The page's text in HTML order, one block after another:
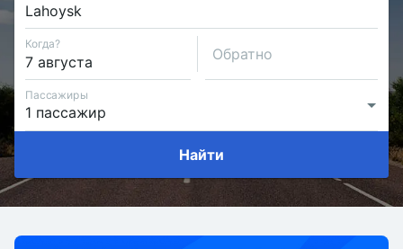
Когда?
Обратно
Пассажиры
Найти